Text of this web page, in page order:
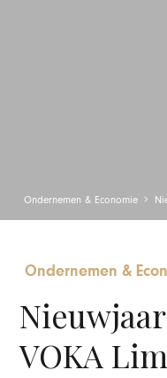
Ondernemen & Economie
Ondernemen &
VOKA